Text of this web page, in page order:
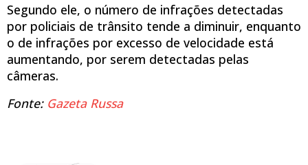
Segundo ele, o número de infrações detectadas
por policiais de trânsito tende a diminuir, enquanto
o de infrações por excesso de velocidade está
aumentando, por serem detectadas pelas
câmeras.
Fonte: Gazeta Russa